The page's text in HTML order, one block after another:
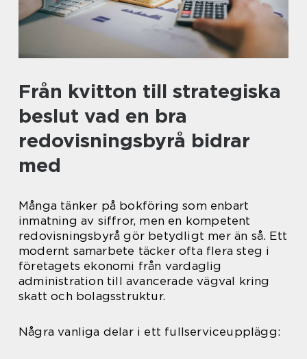
Från kvitton till strategiska
beslut vad en bra
redovisningsbyrå bidrar
med
Många tänker på bokföring som enbart
inmatning av siffror, men en kompetent
redovisningsbyrå gör betydligt mer än så. Ett
modernt samarbete täcker ofta flera steg i
företagets ekonomi från vardaglig
administration till avancerade vägval kring
skatt och bolagsstruktur.
Några vanliga delar i ett fullserviceupplägg: